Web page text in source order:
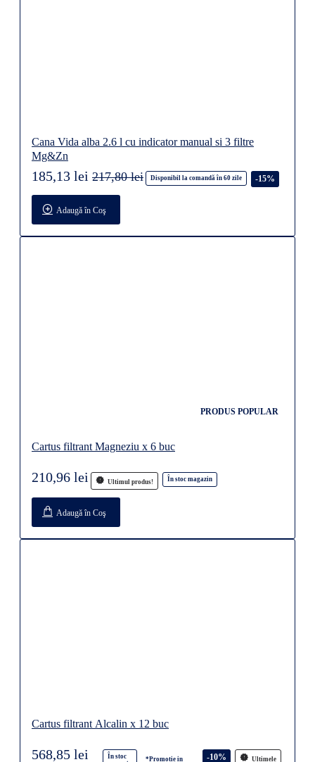
Cana Vida alba 2.6 l cu indicator manual si 3 filtre
Mg&Zn
Disponibil la comandă în 60 zile -15%
185,13 lei 217,80 lei
Adaugă în Coş
PRODUS POPULAR
Cartus filtrant Magneziu x 6 buc
Ultimul produs! În stoc magazin
210,96 lei
Adaugă în Coş
Cartus filtrant Alcalin x 12 buc
Ultimele
În stoc
*Promotie in -10%
568,85 lei